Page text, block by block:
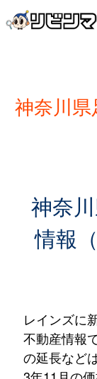
神奈川
神奈
情報
レインズに
不動産情報
の延長など